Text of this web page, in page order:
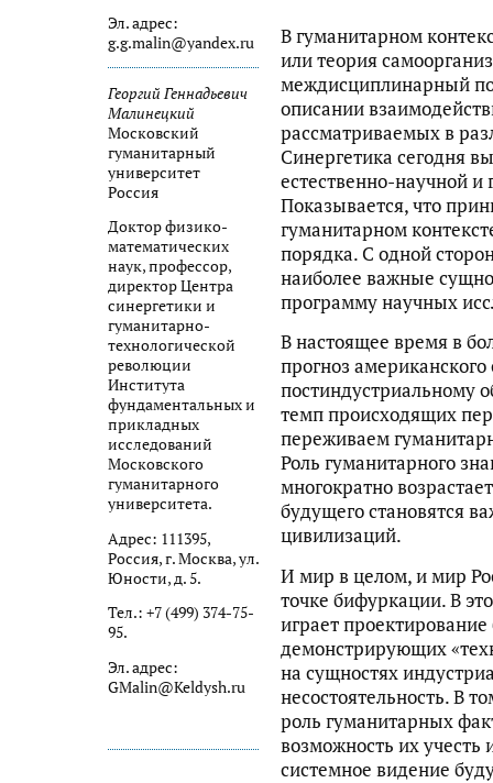
Эл. адрес:
g.g.malin@yandex.ru
Георгий Геннадьевич
Малинецкий
Московский
гуманитарный
университет
Россия
Доктор физико-
математических
наук, профессор,
директор Центра
синергетики и
гуманитарно-
технологической
революции
Института
фундаментальных и
прикладных
исследований
Московского
гуманитарного
университета.
Адрес: 111395,
Россия, г. Москва, ул.
Юности, д. 5.
Тел.: +7 (499) 374-75-
95.
Эл. адрес:
GMalin@Keldysh.ru
В гуманитарном
или теория
междисциплинарный
описании
рассматриваемых в
Синергетика сегодня
естественно-научной
Показывается, что
гуманитарном
порядка. С одной
наиболее важные
программу научных
В настоящее время в
прогноз
постиндустриальному
темп происходящих
переживаем
Роль гуманитарного
многократно
будущего становятся
цивилизаций.
И мир в целом, и мир
точке бифуркации. В
играет
демонстрирующих
на сущностях
несостоятельность. В
роль гуманитарных
возможность их учесть
системное видение